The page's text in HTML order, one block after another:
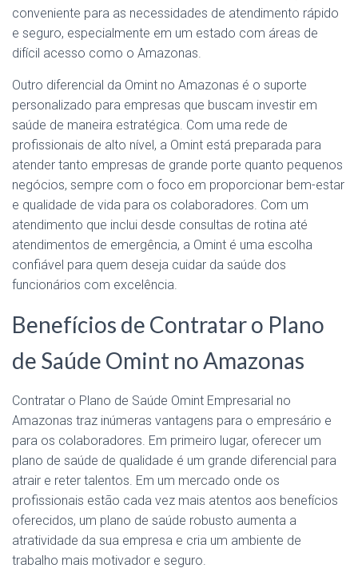
conveniente para as necessidades de atendimento rápido
e seguro, especialmente em um estado com áreas de
difícil acesso como o Amazonas.
Outro diferencial da Omint no Amazonas é o suporte
personalizado para empresas que buscam investir em
saúde de maneira estratégica. Com uma rede de
profissionais de alto nível, a Omint está preparada para
atender tanto empresas de grande porte quanto pequenos
negócios, sempre com o foco em proporcionar bem-estar
e qualidade de vida para os colaboradores. Com um
atendimento que inclui desde consultas de rotina até
atendimentos de emergência, a Omint é uma escolha
confiável para quem deseja cuidar da saúde dos
funcionários com excelência.
Benefícios de Contratar o Plano
de Saúde Omint no Amazonas
Contratar o Plano de Saúde Omint Empresarial no
Amazonas traz inúmeras vantagens para o empresário e
para os colaboradores. Em primeiro lugar, oferecer um
plano de saúde de qualidade é um grande diferencial para
atrair e reter talentos. Em um mercado onde os
profissionais estão cada vez mais atentos aos benefícios
oferecidos, um plano de saúde robusto aumenta a
atratividade da sua empresa e cria um ambiente de
trabalho mais motivador e seguro.